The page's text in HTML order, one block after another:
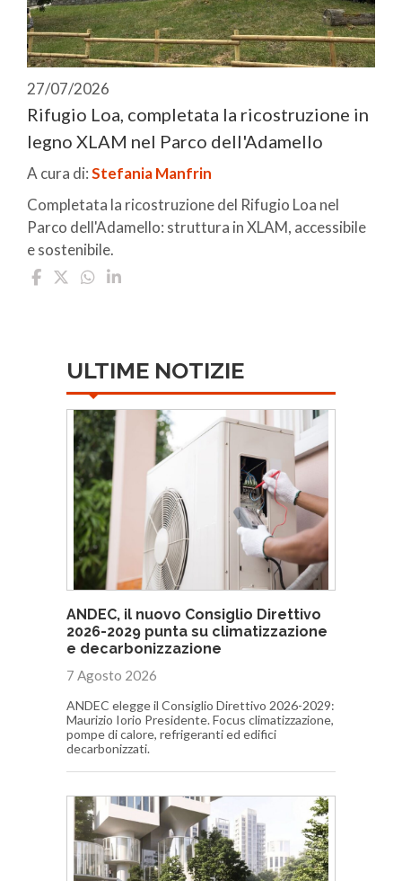
27/07/2026
Rifugio Loa, completata la ricostruzione in
legno XLAM nel Parco dell'Adamello
A cura di:Stefania Manfrin
Completata la ricostruzione del Rifugio Loa nel
Parco dell'Adamello: struttura in XLAM, accessibile
e sostenibile.
ULTIME NOTIZIE
ANDEC, il nuovo Consiglio Direttivo
2026-2029 punta su climatizzazione
e decarbonizzazione
7 Agosto 2026
ANDEC elegge il Consiglio Direttivo 2026-2029:
Maurizio Iorio Presidente. Focus climatizzazione,
pompe di calore, refrigeranti ed edifici
decarbonizzati.